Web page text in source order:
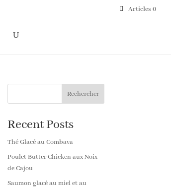
Articles 0
Rechercher
Recent Posts
Thé Glacé au Combava
Poulet Butter Chicken aux Noix
de Cajou
Saumon glacé au miel et au